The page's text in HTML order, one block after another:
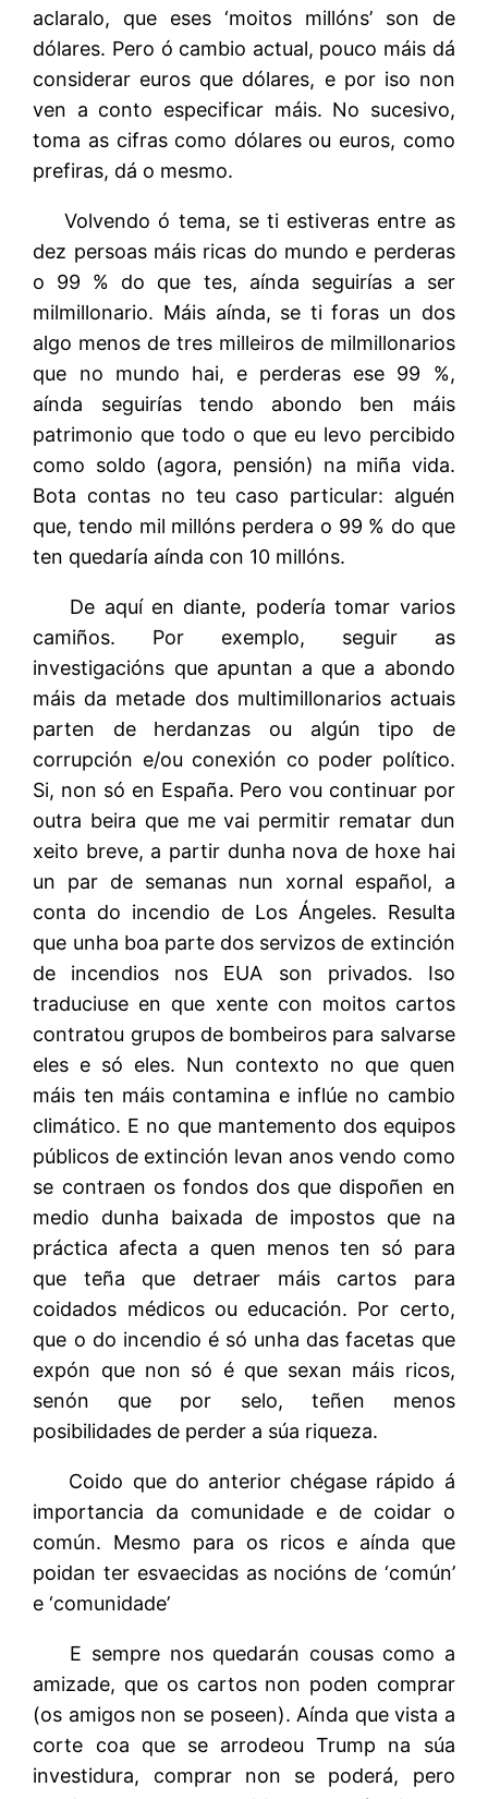
aclaralo, que eses ‘moitos millóns’ son de
dólares. Pero ó cambio actual, pouco máis dá
considerar euros que dólares, e por iso non
ven a conto especificar máis. No sucesivo,
toma as cifras como dólares ou euros, como
prefiras, dá o mesmo.
Volvendo ó tema, se ti estiveras entre as
dez persoas máis ricas do mundo e perderas
o 99 % do que tes, aínda seguirías a ser
milmillonario. Máis aínda, se ti foras un dos
algo menos de tres milleiros de milmillonarios
que no mundo hai, e perderas ese 99 %,
aínda seguirías tendo abondo ben máis
patrimonio que todo o que eu levo percibido
como soldo (agora, pensión) na miña vida.
Bota contas no teu caso particular: alguén
que, tendo mil millóns perdera o 99 % do que
ten quedaría aínda con 10 millóns.
De aquí en diante, podería tomar varios
camiños. Por exemplo, seguir as
investigacións que apuntan a que a abondo
máis da metade dos multimillonarios actuais
parten de herdanzas ou algún tipo de
corrupción e/ou conexión co poder político.
Si, non só en España. Pero vou continuar por
outra beira que me vai permitir rematar dun
xeito breve, a partir dunha nova de hoxe hai
un par de semanas nun xornal español, a
conta do incendio de Los Ángeles. Resulta
que unha boa parte dos servizos de extinción
de incendios nos EUA son privados. Iso
traduciuse en que xente con moitos cartos
contratou grupos de bombeiros para salvarse
eles e só eles. Nun contexto no que quen
máis ten máis contamina e inflúe no cambio
climático. E no que mantemento dos equipos
públicos de extinción levan anos vendo como
se contraen os fondos dos que dispoñen en
medio dunha baixada de impostos que na
práctica afecta a quen menos ten só para
que teña que detraer máis cartos para
coidados médicos ou educación. Por certo,
que o do incendio é só unha das facetas que
expón que non só é que sexan máis ricos,
senón que por selo, teñen menos
posibilidades de perder a súa riqueza.
Coido que do anterior chégase rápido á
importancia da comunidade e de coidar o
común. Mesmo para os ricos e aínda que
poidan ter esvaecidas as nocións de ‘común’
e ‘comunidade’
E sempre nos quedarán cousas como a
amizade, que os cartos non poden comprar
(os amigos non se poseen). Aínda que vista a
corte coa que se arrodeou Trump na súa
investidura, comprar non se poderá, pero